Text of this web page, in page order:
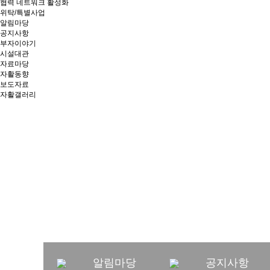
협력 네트워크 활성화
위탁/특별사업
알림마당
공지사항
부자이야기
시설대관
자료마당
자활동향
보도자료
자활갤러리
알림마당 공지사항